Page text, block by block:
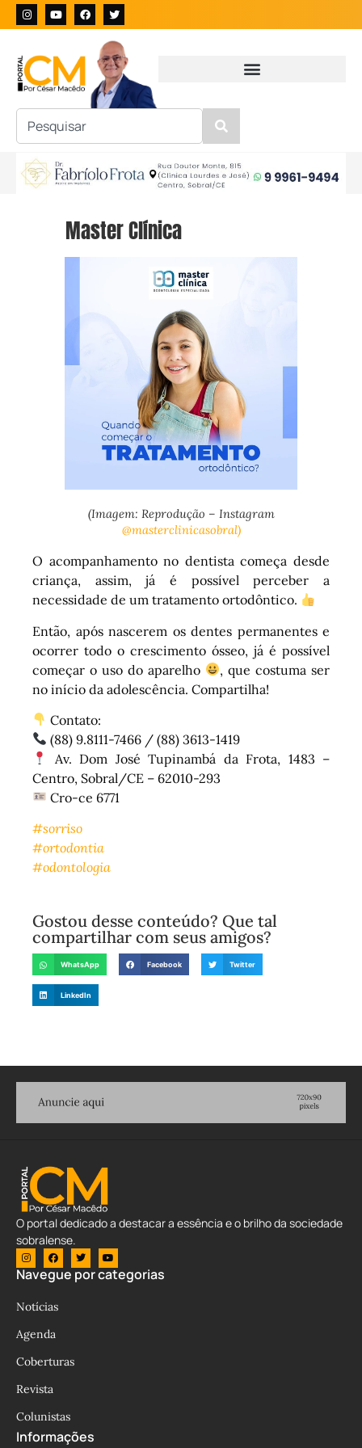
Master Clínica
(Imagem: Reprodução – Instagram
@masterclinicasobral)
O acompanhamento no dentista começa desde
criança, assim, já é possível perceber a
necessidade de um tratamento ortodôntico.
Então, após nascerem os dentes permanentes e
ocorrer todo o crescimento ósseo, já é possível
começar o uso do aparelho
, que costuma ser
no início da adolescência. Compartilha!
Contato:
(88) 9.8111-7466 / (88) 3613-1419
Av. Dom José Tupinambá da Frota, 1483 –
Centro, Sobral/CE – 62010-293
Cro-ce 6771
#sorriso
#ortodontia
#odontologia
Gostou desse conteúdo? Que tal
compartilhar com seus amigos?
WhatsApp Facebook Twitter
LinkedIn
O portal dedicado a destacar a essência e o brilho da sociedade
sobralense.
Navegue por categorias
Notícias
Agenda
Coberturas
Revista
Colunistas
Informações